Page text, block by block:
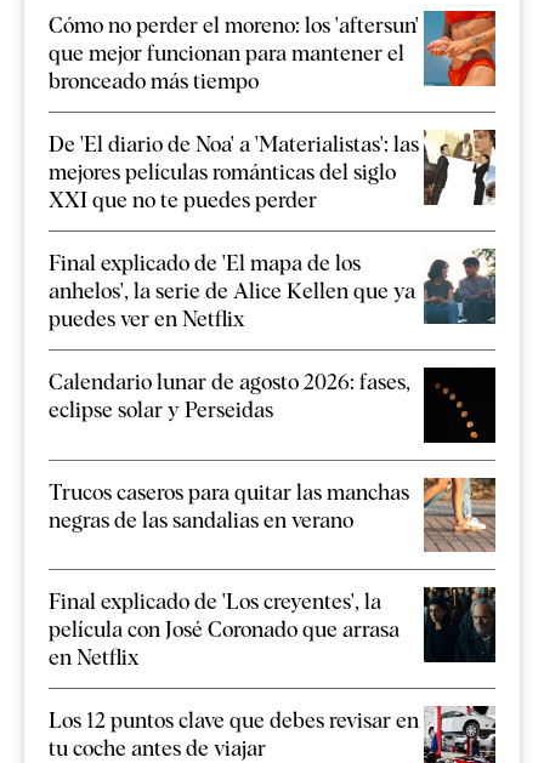
Cómo no perder el moreno: los 'aftersun'
que mejor funcionan para mantener el
bronceado más tiempo
De 'El diario de Noa' a 'Materialistas': las
mejores películas románticas del siglo
XXI que no te puedes perder
Final explicado de 'El mapa de los
anhelos', la serie de Alice Kellen que ya
puedes ver en Netflix
Calendario lunar de agosto 2026: fases,
eclipse solar y Perseidas
Trucos caseros para quitar las manchas
negras de las sandalias en verano
Final explicado de 'Los creyentes', la
película con José Coronado que arrasa
en Netflix
Los 12 puntos clave que debes revisar en
tu coche antes de viajar